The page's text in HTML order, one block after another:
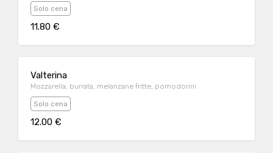
Solo cena
11.80 €
Valterina
Mozzarella, burrata, melanzane fritte, pomodorini
Solo cena
12.00 €